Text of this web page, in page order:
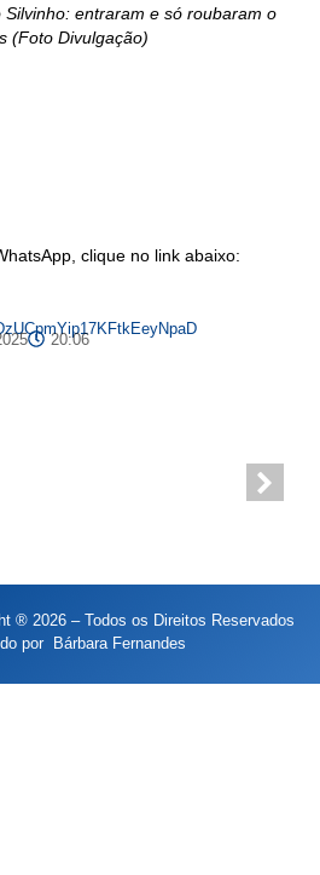
entraram e só roubaram o
(Foto Divulgação)
clique no link abaixo:
20:06
® 2026 – Todos os Direitos Reservados
por Bárbara Fernandes